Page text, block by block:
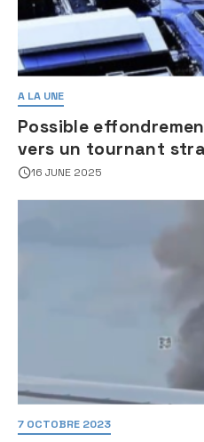
A LA UNE
Possible
vers un tournant
16 JUNE 2025
7 OCTOBRE 2023